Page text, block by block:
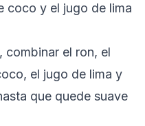
coco y el jugo de lima
combinar el ron, el
el jugo de lima y
que quede suave